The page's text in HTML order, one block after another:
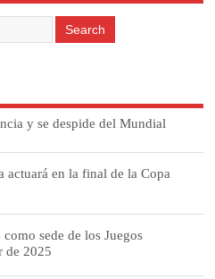
y se despide del Mundial
actuará en la final de la Copa
sede de los Juegos
de 2025